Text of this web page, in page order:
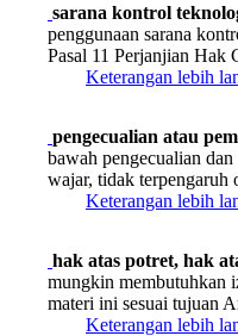
sarana kontrol
penggunaan sarana
Pasal 11 Perjanjian Hak
Keterangan lebih
pengecualian atau
bawah pengecualian dan
wajar, tidak terpengaruh
Keterangan lebih
hak atas potret, hak
mungkin membutuhkan
materi ini sesuai tujuan
Keterangan lebih